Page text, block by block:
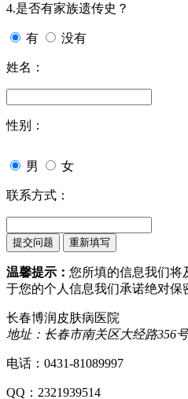
4.是否有家族遗传史？
有 没有
姓名：
性别：
男 女
联系方式：
温馨提示： 您所填的信息我们将
于您的个人信息我们承诺绝对保
长春博润皮肤病医院
地址：长春市南关区大经路356号
电话：0431-81089997
QQ：2321939514